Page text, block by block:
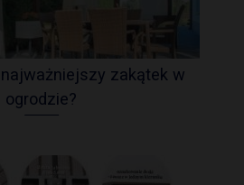
zakątek w
ogrodzie?